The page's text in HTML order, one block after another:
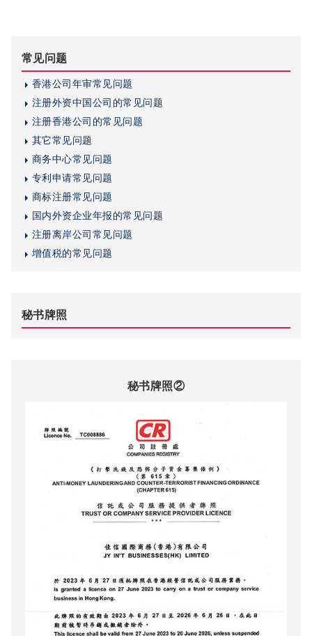
常见问题
香港公司年审常见问题
注册外资中国公司的常见问题
注册香港公司的常见问题
其它常见问题
商务中心常见问题
专利申请常见问题
商标注册常见问题
国内外资企业年报的常见问题
注册离岸公司常见问题
增值税的常见问题
秘书牌照
秘书牌照②